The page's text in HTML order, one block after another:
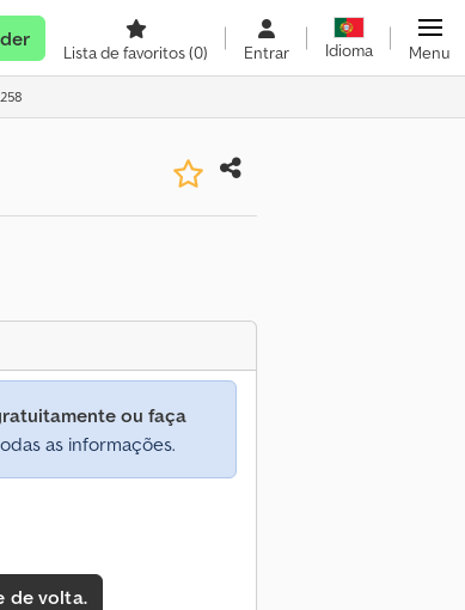
Lista de favoritos(0) Entrar Idioma Menu
ou faça
as informações.
de volta.